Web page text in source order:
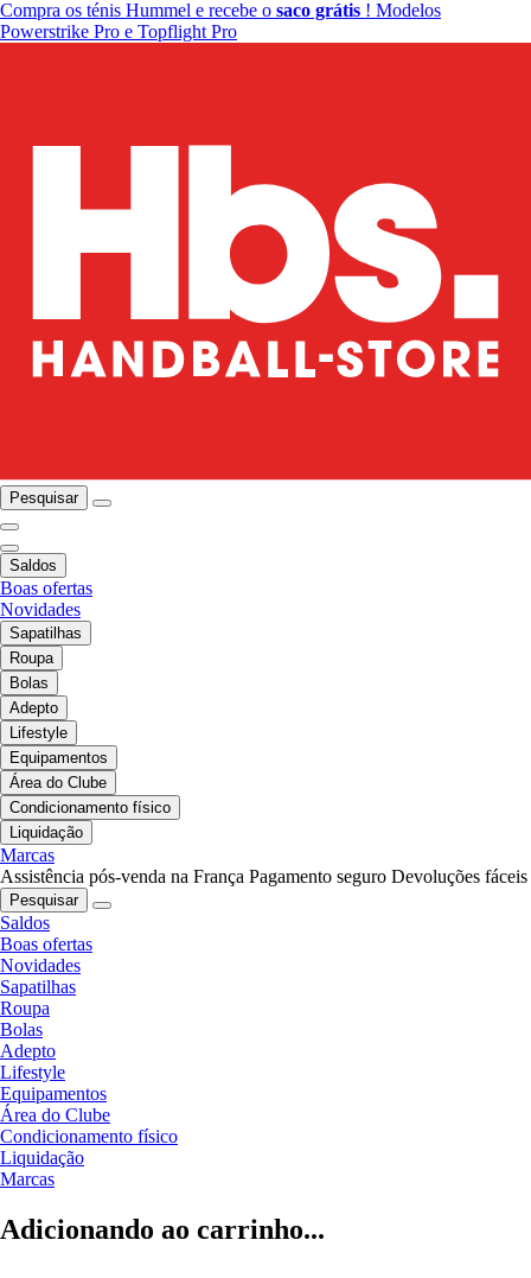
Compra os ténis Hummel e recebe o saco grátis ! Modelos
Powerstrike Pro e Topflight Pro
Pesquisar
Saldos
Boas ofertas
Novidades
Sapatilhas
Roupa
Bolas
Adepto
Lifestyle
Equipamentos
Área do Clube
Condicionamento físico
Liquidação
Marcas
Assistência pós-venda na França Pagamento seguro Devoluções fáceis
Pesquisar
Saldos
Boas ofertas
Novidades
Sapatilhas
Roupa
Bolas
Adepto
Lifestyle
Equipamentos
Área do Clube
Condicionamento físico
Liquidação
Marcas
Adicionando ao carrinho...